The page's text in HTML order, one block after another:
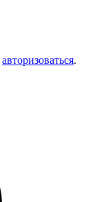
авторизоваться.